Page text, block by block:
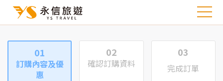
01
訂購內容及優
惠
02
確認訂購資料
03
完成訂單